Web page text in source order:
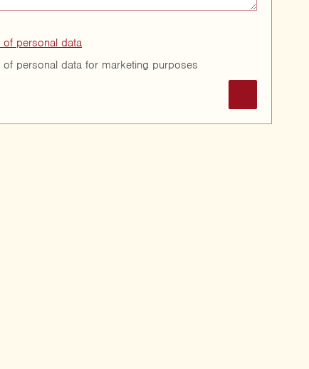
personal data
personal data for marketing purposes